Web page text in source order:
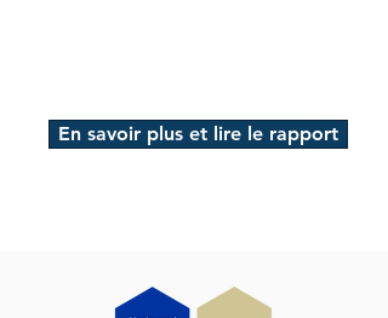
En savoir plus et lire le rapport